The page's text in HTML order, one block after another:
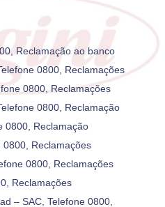
Reclamação ao banco
0800, Reclamações
0800, Reclamações
0800, Reclamação
0800, Reclamação
0800, Reclamações
0800, Reclamações
Reclamações
– SAC, Telefone 0800,